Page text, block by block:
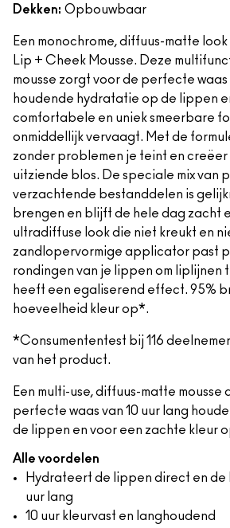
Dekken: Opbouwbaar
Een monochrome, diffuus-matte look
Lip + Cheek Mousse. Deze
mousse zorgt voor de perfecte waas
houdende hydratatie op de lippen
comfortabele en uniek smeerbare
onmiddellijk vervaagt. Met de
zonder problemen je teint en
uitziende blos. De speciale mix van
verzachtende bestanddelen is
brengen en blijft de hele dag zacht
ultradiffuse look die niet kreukt en
zandlopervormige applicator past
rondingen van je lippen om liplijnen
heeft een egaliserend effect. 95%
hoeveelheid kleur op*.
*Consumententest bij 116
van het product.
Een multi-use, diffuus-matte mousse
perfecte waas van 10 uur lang
de lippen en voor een zachte kleur
Alle voordelen
Hydrateert de lippen direct en de
uur lang
10 uur kleurvast en langhoudend